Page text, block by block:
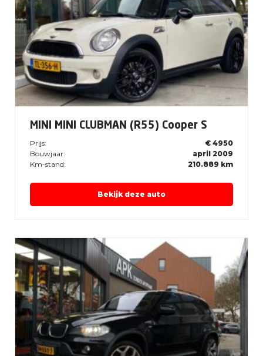
MINI MINI CLUBMAN (R55) Cooper S
Prijs:
€ 4950
Bouwjaar:
april 2009
Km-stand:
210.889 km
Bekijk deze auto